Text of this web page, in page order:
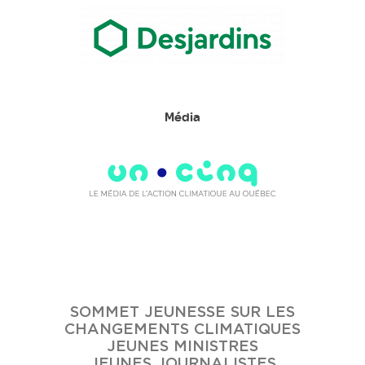
Média
SOMMET JEUNESSE SUR LES
CHANGEMENTS CLIMATIQUES
JEUNES MINISTRES